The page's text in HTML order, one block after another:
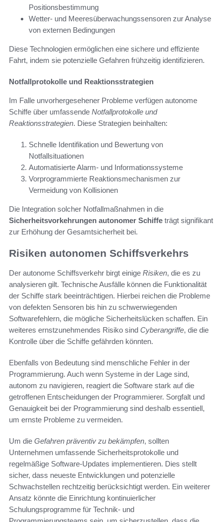
Positionsbestimmung
Wetter- und Meeresüberwachungssensoren zur Analyse
von externen Bedingungen
Diese Technologien ermöglichen eine sichere und effiziente
Fahrt, indem sie potenzielle Gefahren frühzeitig identifizieren.
Notfallprotokolle und Reaktionsstrategien
Im Falle unvorhergesehener Probleme verfügen autonome
Schiffe über umfassende Notfallprotokolle und
Reaktionsstrategien. Diese Strategien beinhalten:
Schnelle Identifikation und Bewertung von
Notfallsituationen
Automatisierte Alarm- und Informationssysteme
Vorprogrammierte Reaktionsmechanismen zur
Vermeidung von Kollisionen
Die Integration solcher Notfallmaßnahmen in die
Sicherheitsvorkehrungen autonomer Schiffe trägt signifikant
zur Erhöhung der Gesamtsicherheit bei.
Risiken autonomen Schiffsverkehrs
Der autonome Schiffsverkehr birgt einige Risiken, die es zu
analysieren gilt. Technische Ausfälle können die Funktionalität
der Schiffe stark beeinträchtigen. Hierbei reichen die Probleme
von defekten Sensoren bis hin zu schwerwiegenden
Softwarefehlern, die mögliche Sicherheitslücken schaffen. Ein
weiteres ernstzunehmendes Risiko sind Cyberangriffe, die die
Kontrolle über die Schiffe gefährden könnten.
Ebenfalls von Bedeutung sind menschliche Fehler in der
Programmierung. Auch wenn Systeme in der Lage sind,
autonom zu navigieren, reagiert die Software stark auf die
getroffenen Entscheidungen der Programmierer. Sorgfalt und
Genauigkeit bei der Programmierung sind deshalb essentiell,
um ernste Probleme zu vermeiden.
Um die Gefahren präventiv zu bekämpfen, sollten
Unternehmen umfassende Sicherheitsprotokolle und
regelmäßige Software-Updates implementieren. Dies stellt
sicher, dass neueste Entwicklungen und potenzielle
Schwachstellen rechtzeitig berücksichtigt werden. Ein weiterer
Ansatz könnte die Einrichtung kontinuierlicher
Schulungsprogramme für Technik- und